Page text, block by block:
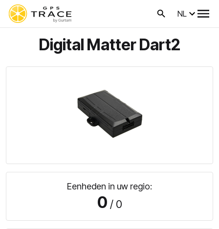
NL
Digital Matter Dart2
Eenheden in uw regio:
0 / 0